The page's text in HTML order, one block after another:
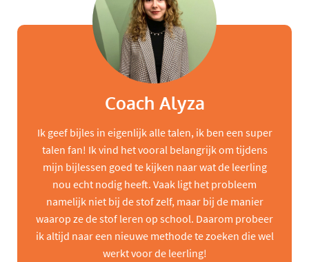
Coach Alyza
Ik geef bijles in eigenlijk alle talen, ik ben een super
talen fan! Ik vind het vooral belangrijk om tijdens
mijn bijlessen goed te kijken naar wat de leerling
nou echt nodig heeft. Vaak ligt het probleem
namelijk niet bij de stof zelf, maar bij de manier
waarop ze de stof leren op school. Daarom probeer
ik altijd naar een nieuwe methode te zoeken die wel
werkt voor de leerling!